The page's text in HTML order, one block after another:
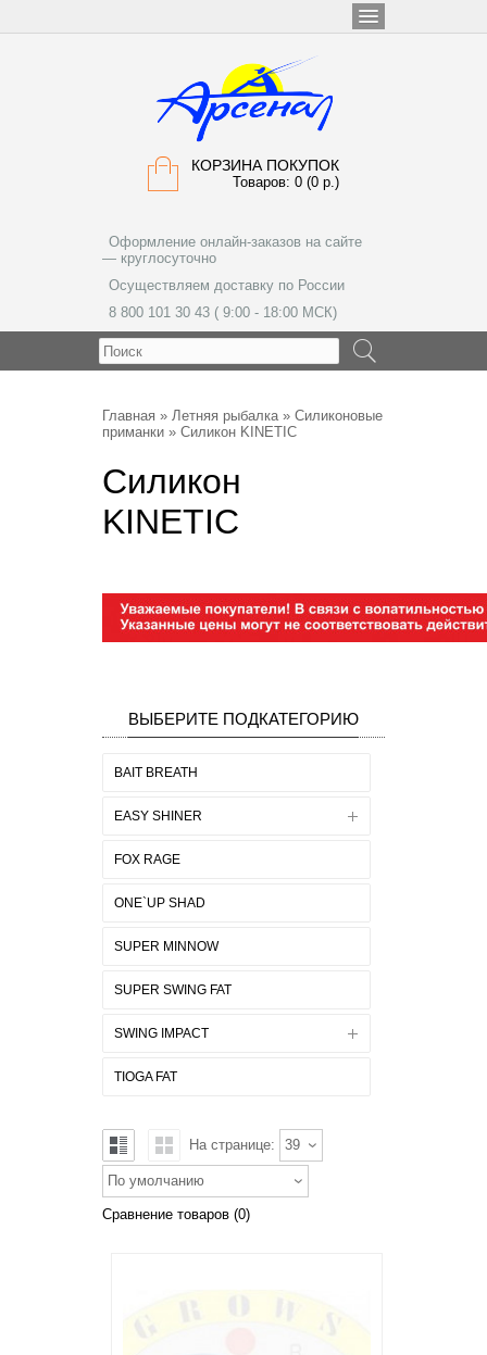
КОРЗИНА ПОКУПОК
Товаров: 0 (0 р.)
Оформление онлайн-заказов на сайте
— круглосуточно
Осуществляем доставку по России
8 800 101 30 43 ( 9:00 - 18:00 МСК)
Главная » Летняя рыбалка» Силиконовые
приманки » Силикон KINETIC
Силикон
KINETIC
ВЫБЕРИТЕ ПОДКАТЕГОРИЮ
BAIT BREATH
EASY SHINER
FOX RAGE
ONE`UP SHAD
SUPER MINNOW
SUPER SWING FAT
SWING IMPACT
TIOGA FAT
На странице: 39
По умолчанию
Сравнение товаров (0)